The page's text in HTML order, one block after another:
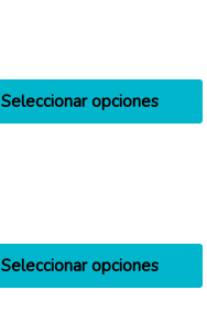
Seleccionar opciones
Seleccionar opciones